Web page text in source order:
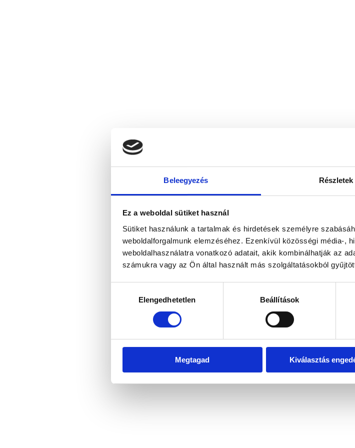
Beleegyezés Részletek
Ez a weboldal sütiket használ
Sütiket használunk a tartalmak és hirdetések személyre
weboldalforgalmunk elemzéséhez. Ezenkívül közösségi média-,
weboldalhasználatra vonatkozó adatait, akik kombinálhatják az
számukra vagy az Ön által használt más szolgáltatásokból
kiválasztásaElengedhetetlen Beállítások
Megtagad Kiválasztás
Application error: a client-side exception has occurred while loading